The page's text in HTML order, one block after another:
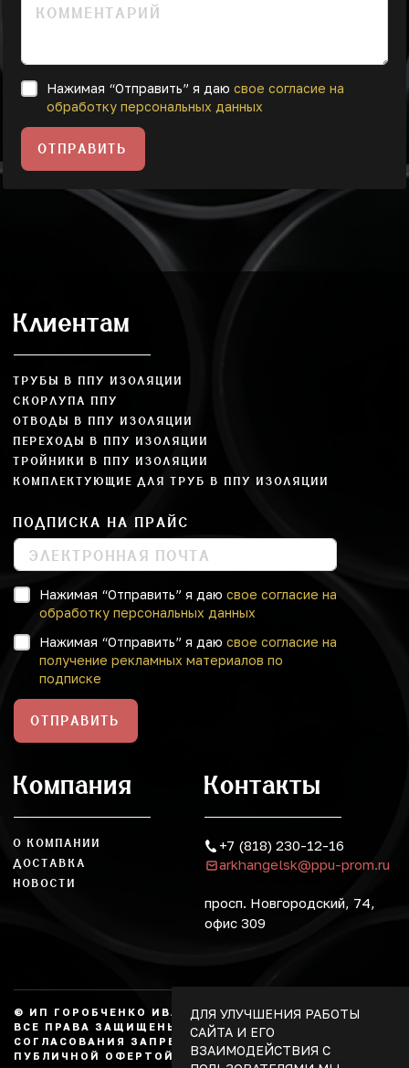
Нажимая “Отправить” я даю свое согласие на
обработку персональных данных
ОТПРАВИТЬ
Клиентам
ТРУБЫ В ППУ ИЗОЛЯЦИИ
СКОРЛУПА ППУ
ОТВОДЫ В ППУ ИЗОЛЯЦИИ
ПЕРЕХОДЫ В ППУ ИЗОЛЯЦИИ
ТРОЙНИКИ В ППУ ИЗОЛЯЦИИ
КОМПЛЕКТУЮЩИЕ ДЛЯ ТРУБ В ППУ ИЗОЛЯЦИИ
ПОДПИСКА НА ПРАЙС
Нажимая “Отправить” я даю свое согласие на
обработку персональных данных
Нажимая “Отправить” я даю свое согласие на
получение рекламных материалов по
подписке
ОТПРАВИТЬ
Компания
О КОМПАНИИ
ДОСТАВКА
НОВОСТИ
Контакты
+7 (818) 230-12-16
arkhangelsk@ppu-prom.ru
просп. Новгородский, 74,
офис 309
© ИП ГОРОБЧЕНКО ИВАН АЛЕКСАНДРОВИЧ, 2026.
ВСЕ ПРАВА ЗАЩИЩЕНЫ, КОПИРОВАНИЕ БЕЗ
СОГЛАСОВАНИЯ ЗАПРЕЩЕНО. НЕ ЯВЛЯЕТСЯ
ПУБЛИЧНОЙ ОФЕРТОЙ.
ДЛЯ УЛУЧШЕНИЯ РАБОТЫ
САЙТА И ЕГО
ВЗАИМОДЕЙСТВИЯ С